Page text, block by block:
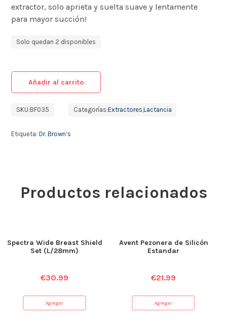
extractor, solo aprieta y suelta suave y lentamente
para mayor succión!
Solo quedan 2 disponibles
Añadir al carrito
SKU:BF035 Categorías:Extractores,Lactancia
Etiqueta:Dr. Brown’s
Productos relacionados
Spectra Wide Breast Shield
Set (L/28mm)
€30.99
Agregar
Avent Pezonera de Silicón
Estandar
€21.99
Agregar